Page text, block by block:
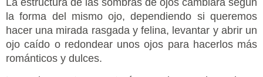
La estructura de las sombras de ojos cambiará según
la forma del mismo ojo, dependiendo si queremos
hacer una mirada rasgada y felina, levantar y abrir un
ojo caído o redondear unos ojos para hacerlos más
románticos y dulces.